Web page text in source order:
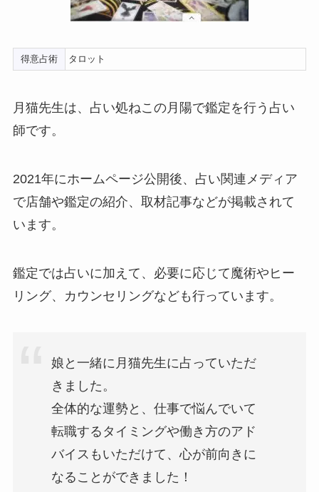
得意占術 タロット
月猫先生は、占い処ねこの月陽で鑑定を行う占い
師です。
2021年にホームページ公開後、占い関連メディア
で店舗や鑑定の紹介、取材記事などが掲載されて
います。
鑑定では占いに加えて、必要に応じて魔術やヒー
リング、カウンセリングなども行っています。
娘と一緒に月猫先生に占っていただ
きました。
全体的な運勢と、仕事で悩んでいて
転職するタイミングや働き方のアド
バイスもいただけて、心が前向きに
なることができました！